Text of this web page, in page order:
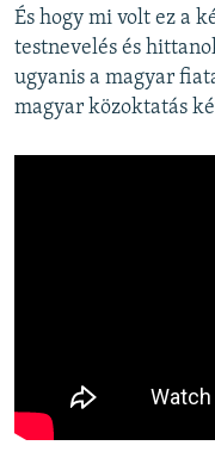
És hogy mi volt ez a
testnevelés és
ugyanis a magyar
magyar közoktatás